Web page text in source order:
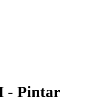
- Pintar